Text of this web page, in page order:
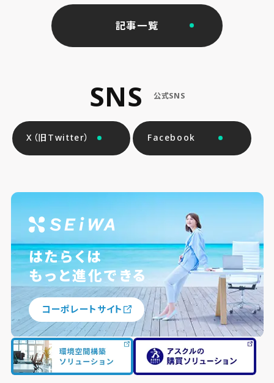
記事一覧
SNS 公式SNS
X（旧Twitter） Facebook
はたらくは
もっと進化できる
コーポレートサイト